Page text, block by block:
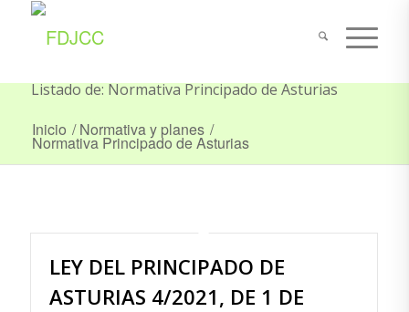
Listado de: Normativa Principado de Asturias
Inicio / Normativa y planes /
Normativa Principado de Asturias
LEY DEL PRINCIPADO DE
ASTURIAS 4/2021, DE 1 DE